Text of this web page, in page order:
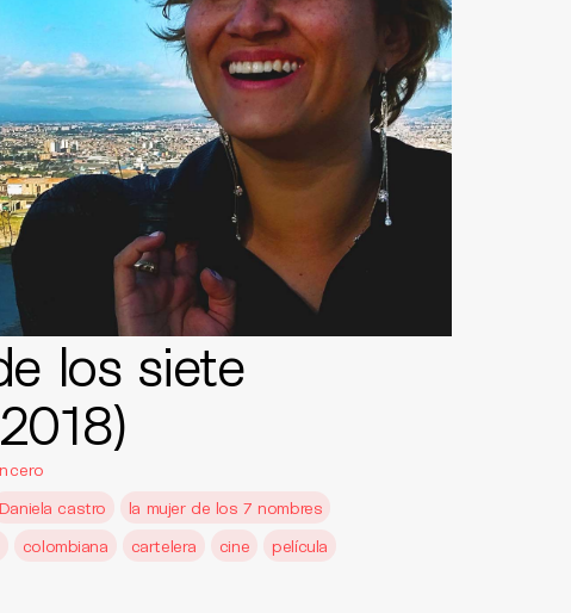
los siete
Daniela castro
la mujer de los 7 nombres
colombiana cartelera cine película